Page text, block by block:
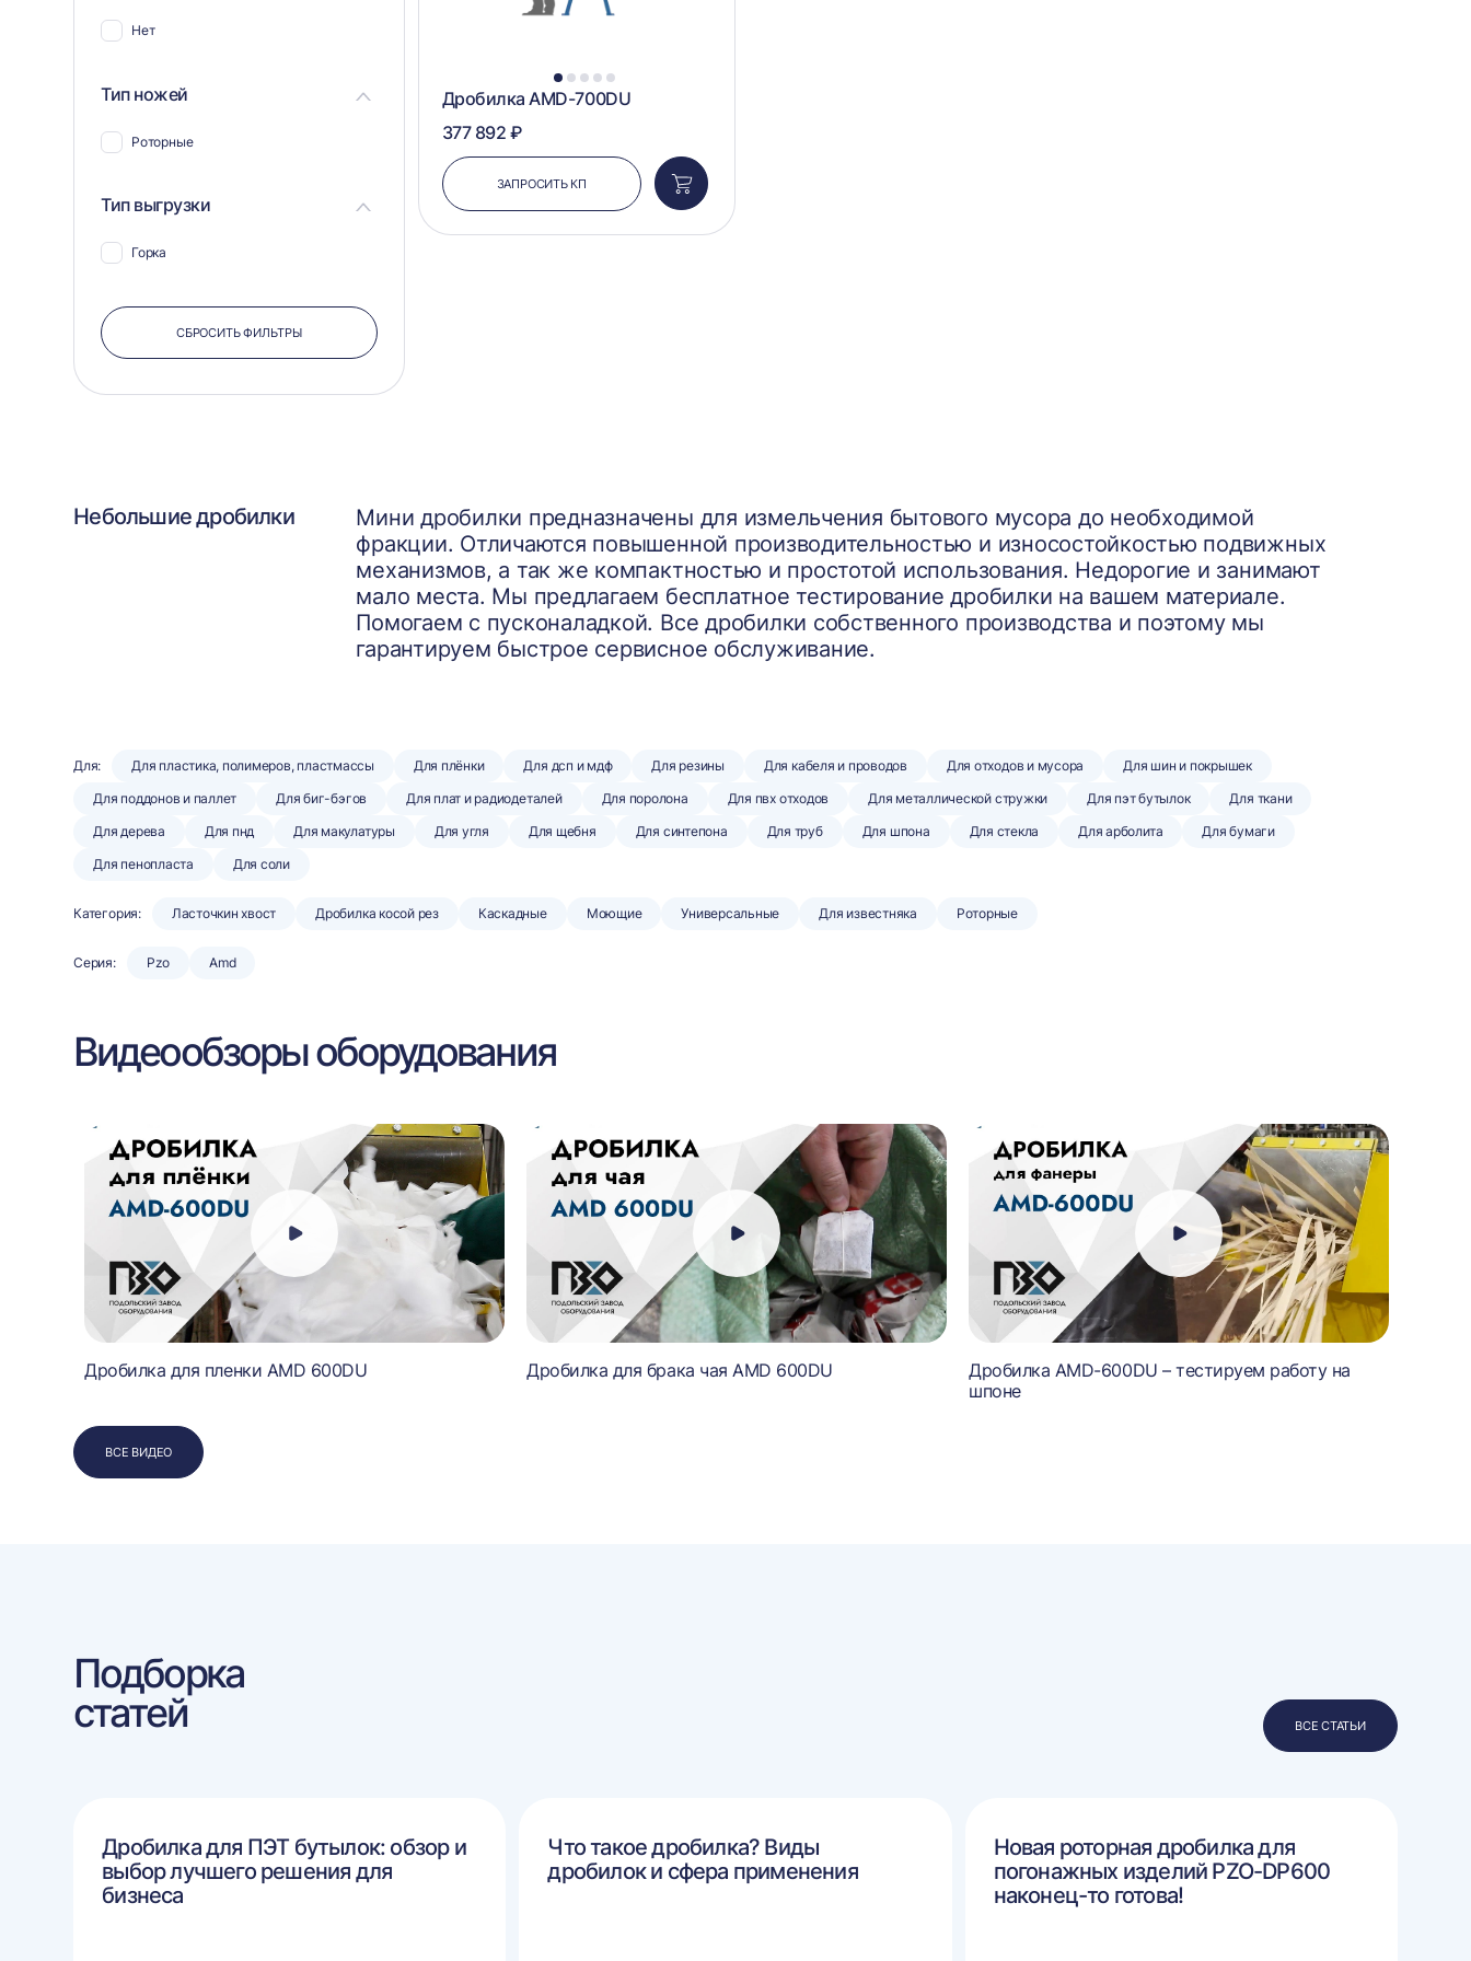
Нет
Тип ножей
Роторные
Тип выгрузки
Горка
СБРОСИТЬ ФИЛЬТРЫ
1 2 3 4 5
Дробилка AMD-700DU
377 892 ₽
ЗАПРОСИТЬ КП
Добавить
в
корзину
Небольшие дробилки
Мини дробилки предназначены для измельчения бытового мусора до необходимой
фракции. Отличаются повышенной производительностью и износостойкостью подвижных
механизмов, а так же компактностью и простотой использования. Недорогие и занимают
мало места. Мы предлагаем бесплатное тестирование дробилки на вашем материале.
Помогаем с пусконаладкой. Все дробилки собственного производства и поэтому мы
гарантируем быстрое сервисное обслуживание.
Для: Для пластика, полимеров, пластмассы Для плёнки Для дсп и мдф Для резины Для кабеля и проводов Для отходов и мусора
Для шин и покрышек
Для поддонов и паллет
Для биг-бэгов Для плат и радиодеталей Для поролона Для пвх отходов Для металлической стружки Для пэт бутылок
Для ткани
Для дерева
Для пнд Для макулатуры Для угля Для щебня Для синтепона Для труб Для шпона Для стекла Для арболита
Для бумаги
Для пенопласта
Для соли
Категория: Ласточкин хвост Дробилка косой рез Каскадные Моющие Универсальные Для известняка Роторные
Серия: Pzo Amd
Видеообзоры оборудования
Дробилка для пленки AMD 600DU Дробилка для брака чая AMD 600DU
Дробилка AMD-600DU – тестируем работу на
шпоне
ВСЕ ВИДЕО
Подборка
статей
ВСЕ СТАТЬИ
Дробилка для ПЭТ бутылок: обзор и
выбор лучшего решения для
бизнеса
Что такое дробилка? Виды
дробилок и сфера применения
Новая роторная дробилка для
погонажных изделий PZO-DP600
наконец-то готова!